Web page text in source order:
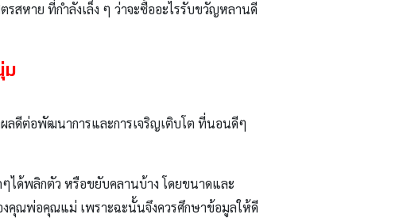
สหาย ที่กำลังเล็ง ๆ ว่าจะซื้ออะไรรับขวัญหลานดี
ม
ผลดีต่อพัฒนาการและการเจริญเติบโต ที่นอนดีๆ
ได้พลิกตัว หรือขยับคลานบ้าง โดยขนาดและ
งคุณพ่อคุณแม่ เพราะฉะนั้นจึงควรศึกษาข้อมูลให้ดี